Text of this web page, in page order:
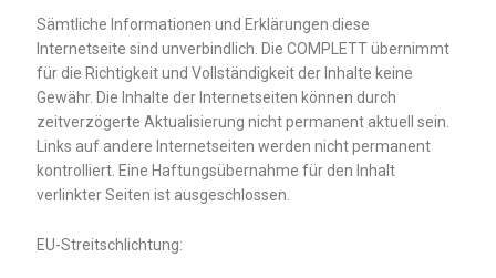
Sämtliche Informationen und Erklärungen diese
Internetseite sind unverbindlich. Die COMPLETT übernimmt
für die Richtigkeit und Vollständigkeit der Inhalte keine
Gewähr. Die Inhalte der Internetseiten können durch
zeitverzögerte Aktualisierung nicht permanent aktuell sein.
Links auf andere Internetseiten werden nicht permanent
kontrolliert. Eine Haftungsübernahme für den Inhalt
verlinkter Seiten ist ausgeschlossen.
EU-Streitschlichtung: